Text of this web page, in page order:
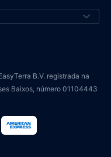
B.V. registrada na
Baixos, número 01104443